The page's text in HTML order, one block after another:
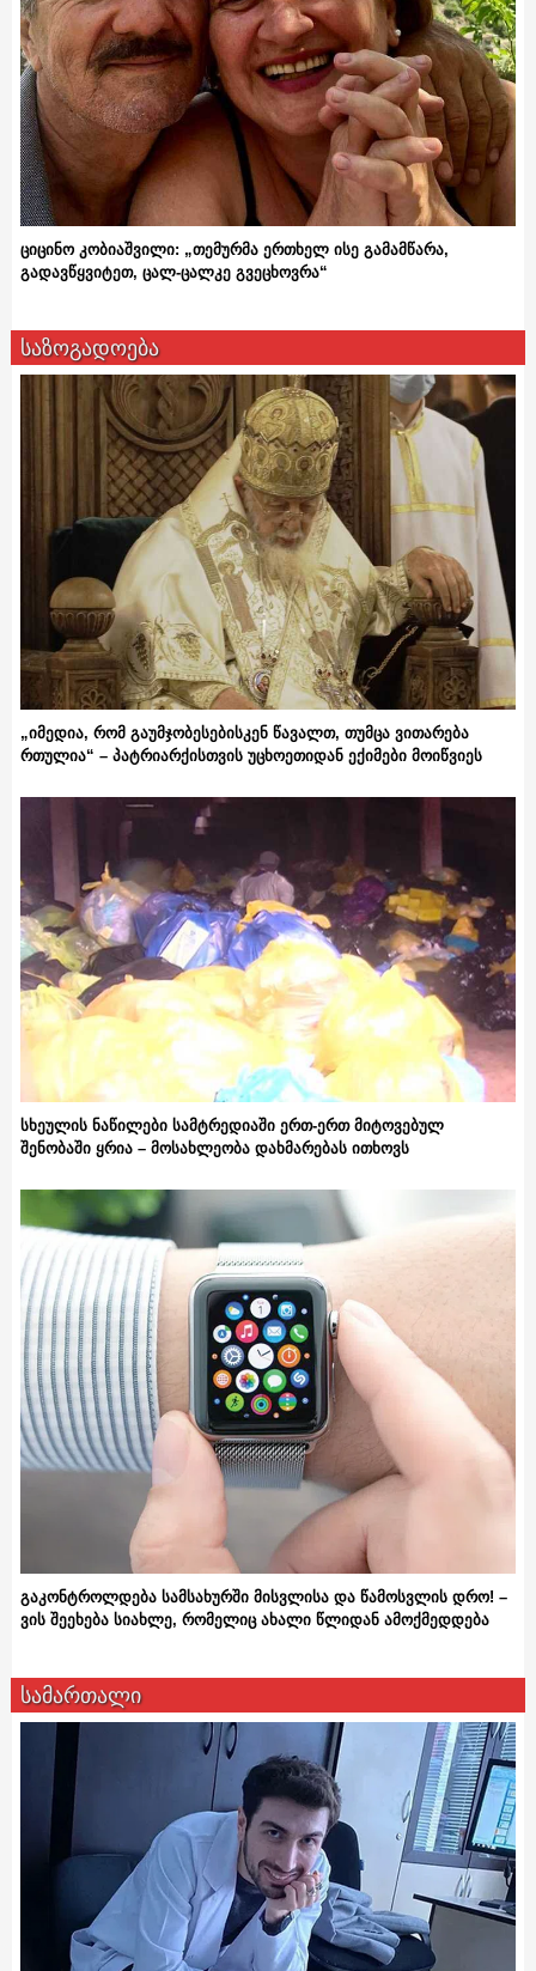
ციცინო კობიაშვილი: „თემურმა ერთხელ ისე გამამწარა,
გადავწყვიტეთ, ცალ-ცალკე გვეცხოვრა“
საზოგადოება
„იმედია, რომ გაუმჯობესებისკენ წავალთ, თუმცა ვითარება
რთულია“ – პატრიარქისთვის უცხოეთიდან ექიმები მოიწვიეს
სხეულის ნაწილები სამტრედიაში ერთ-ერთ მიტოვებულ
შენობაში ყრია – მოსახლეობა დახმარებას ითხოვს
გაკონტროლდება სამსახურში მისვლისა და წამოსვლის დრო! –
ვის შეეხება სიახლე, რომელიც ახალი წლიდან ამოქმედდება
სამართალი